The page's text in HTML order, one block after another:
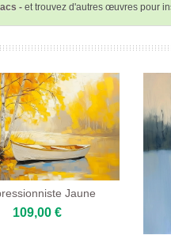
- et trouvez d'autres œuvres pour
Jaune
109,00 €